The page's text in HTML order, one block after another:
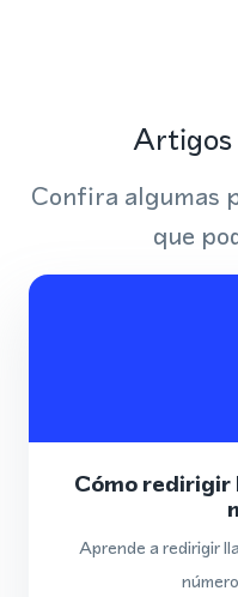
Artigos
Confira algumas
que
Cómo redirigir
Aprende a redirigir